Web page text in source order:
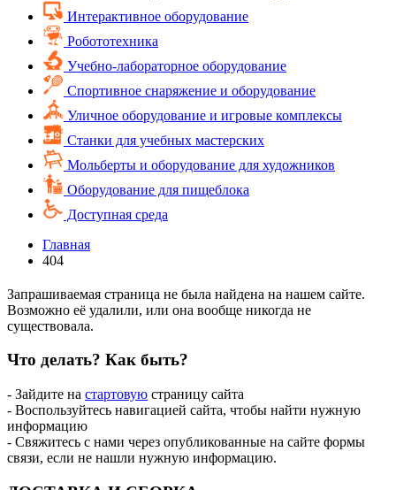
Интерактивное оборудование
Робототехника
Учебно-лабораторное оборудование
Спортивное снаряжение и оборудование
Уличное оборудование и игровые комплексы
Cтанки для учебных мастерских
Мольберты и оборудование для художников
Оборудование для пищеблока
Доступная среда
Главная
404
Запрашиваемая страница не была найдена на нашем сайте.
Возможно её удалили, или она вообще никогда не
существовала.
Что делать? Как быть?
- Зайдите на стартовую страницу сайта
- Воспользуйтесь навигацией сайта, чтобы найти нужную
информацию
- Свяжитесь с нами через опубликованные на сайте формы
связи, если не нашли нужную информацию.